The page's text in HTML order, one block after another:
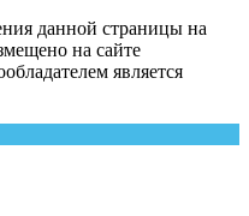
данной страницы на
на сайте
является